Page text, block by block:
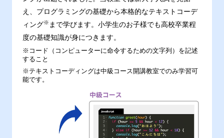
え、プログラミングの基礎から本格的なテキストコーデ
ィング※ まで学びます。小学生のお子様でも高校卒業程
度の基礎知識が身につきます。
※コード（コンピューターに命令するための文字列）を記述
すること
※テキストコーディングは中級コース開講教室でのみ学習可
能です。